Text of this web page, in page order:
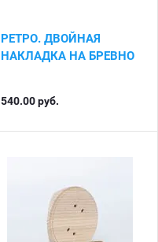
РЕТРО. ДВОЙНАЯ
НАКЛАДКА НА БРЕВНО
540.00руб.